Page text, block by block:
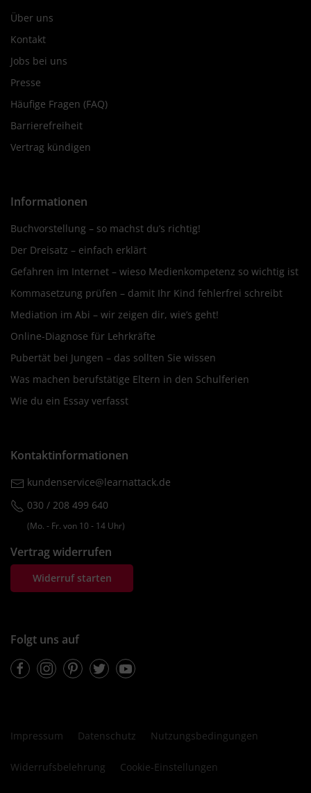
Über uns
Kontakt
Jobs bei uns
Presse
Häufige Fragen (FAQ)
Barrierefreiheit
Vertrag kündigen
Informationen
Buchvorstellung – so machst du’s richtig!
Der Dreisatz – einfach erklärt
Gefahren im Internet – wieso Medienkompetenz so wichtig ist
Kommasetzung prüfen – damit Ihr Kind fehlerfrei schreibt
Mediation im Abi – wir zeigen dir, wie’s geht!
Online-Diagnose für Lehrkräfte
Pubertät bei Jungen – das sollten Sie wissen
Was machen berufstätige Eltern in den Schulferien
Wie du ein Essay verfasst
Kontaktinformationen
kundenservice@learnattack.de
030 / 208 499 640
(Mo. ‐ Fr. von 10 ‐ 14 Uhr)
Vertrag widerrufen
Widerruf starten
Folgt uns auf
FacebookInstagramPinterestTwitterYoutube
Impressum Datenschutz Nutzungsbedingungen
Widerrufsbelehrung Cookie-Einstellungen